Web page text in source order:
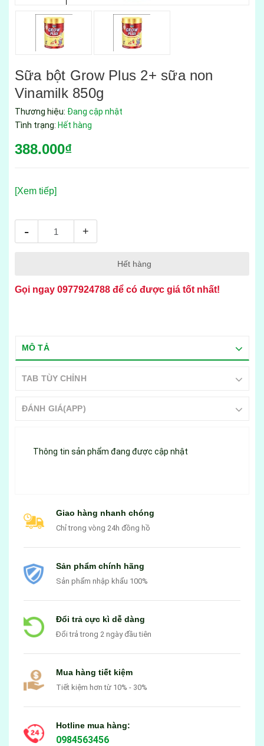
Sữa bột Grow Plus 2+ sữa non
Vinamilk 850g
Thương hiệu: Đang cập nhật
Tình trạng: Hết hàng
388.000₫
[Xem tiếp]
- +
Hết hàng
Gọi ngay 0977924788 để có được giá tốt nhất!
MÔ TẢ
TAB TÙY CHỈNH
ĐÁNH GIÁ(APP)
Thông tin sản phẩm đang được cập nhật
Giao hàng nhanh chóng
Chỉ trong vòng 24h đồng hồ
Sản phẩm chính hãng
Sản phẩm nhập khẩu 100%
Đổi trả cực kì dễ dàng
Đổi trả trong 2 ngày đầu tiên
Mua hàng tiết kiệm
Tiết kiệm hơn từ 10% - 30%
Hotline mua hàng:
0984563456